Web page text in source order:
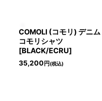
COMOLI (コモリ) デニム
コモリシャツ
[BLACK/ECRU]
35,200 円 (税込)